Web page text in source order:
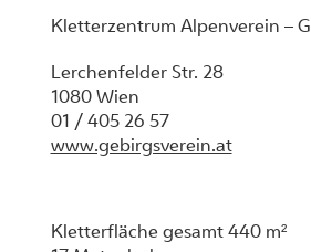
Kletterzentrum Alpenverein –
Lerchenfelder Str. 28
1080 Wien
01 / 405 26 57
www.gebirgsverein.at
Kletterfläche gesamt 440 m²